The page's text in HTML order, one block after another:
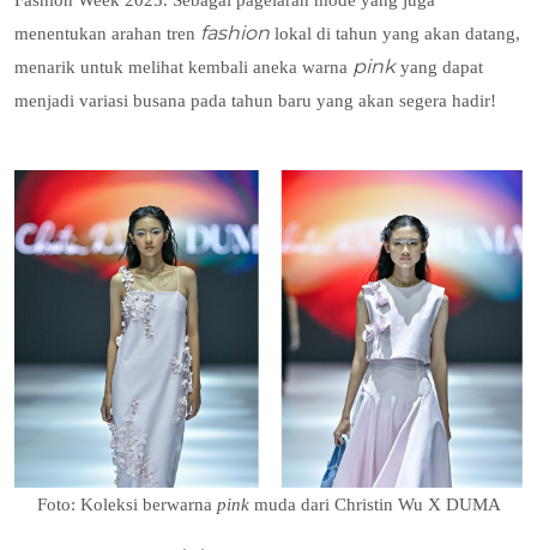
menentukan arahan tren fashion lokal di tahun yang akan datang,
menarik untuk melihat kembali aneka warna pinkyang dapat
menjadi variasi busana pada tahun baru yang akan segera hadir!
Foto: Koleksi berwarna pink muda dari Christin Wu X DUMA